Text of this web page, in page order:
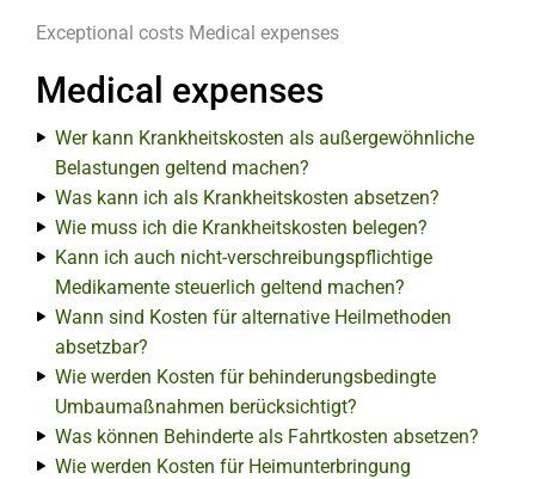
Exceptional costs Medical expenses
Medical expenses
Wer kann Krankheitskosten als außergewöhnliche
Belastungen geltend machen?
Was kann ich als Krankheitskosten absetzen?
Wie muss ich die Krankheitskosten belegen?
Kann ich auch nicht-verschreibungspflichtige
Medikamente steuerlich geltend machen?
Wann sind Kosten für alternative Heilmethoden
absetzbar?
Wie werden Kosten für behinderungsbedingte
Umbaumaßnahmen berücksichtigt?
Was können Behinderte als Fahrtkosten absetzen?
Wie werden Kosten für Heimunterbringung